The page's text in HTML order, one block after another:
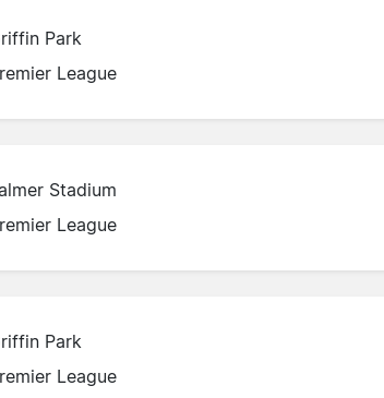
Park
League
Stadium
League
Park
League